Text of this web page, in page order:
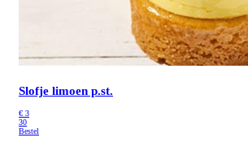
Slofje limoen p.st.
€ 3
30
Bestel